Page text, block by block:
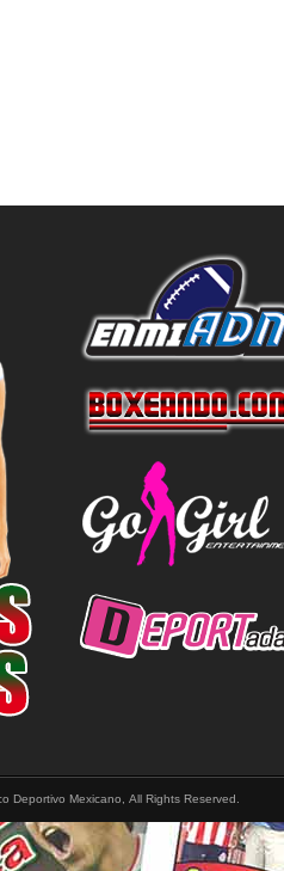
Deportivo Mexicano, All Rights Reserved.